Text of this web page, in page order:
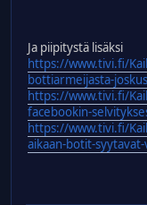
Ja piipitystä lisäksi
https://www.tivi.fi/
bottiarmeijasta-
https://www.tivi.fi/
facebookin-
https://www.tivi.fi/
aikaan-botit-